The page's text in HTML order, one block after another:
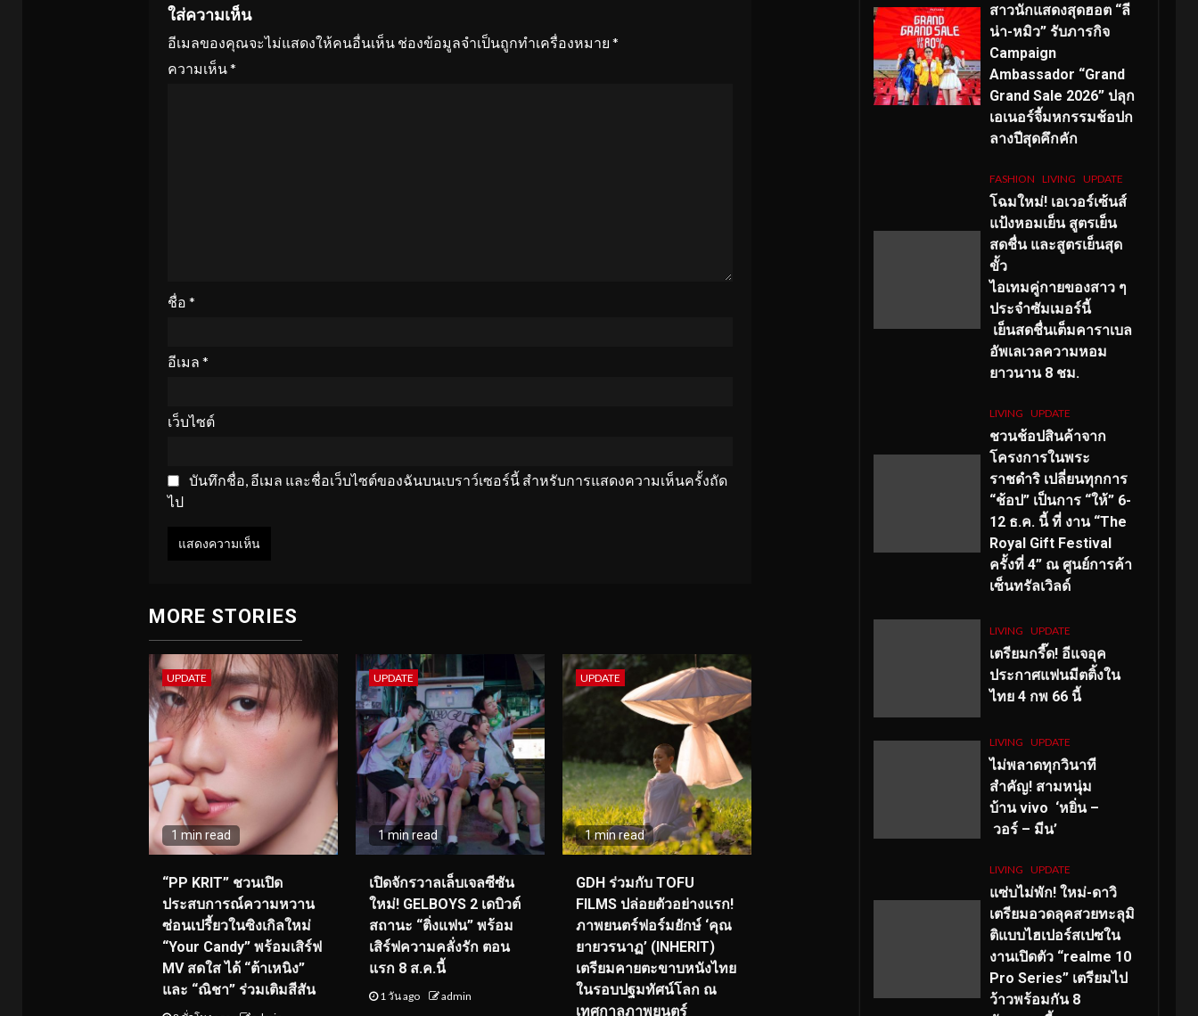
ใส่ความเห็น
อีเมลของคุณจะไม่แสดงให้คนอื่นเห็น ช่องข้อมูลจำเป็นถูกทำเครื่องหมาย *
ความเห็น*
ชื่อ *
อีเมล *
เว็บไซต์
บันทึกชื่อ, อีเมล และชื่อเว็บไซต์ของฉันบนเบราว์เซอร์นี้ สำหรับการแสดงความเห็นครั้งถัด
ไป
MORE STORIES
UPDATE
1 min read
“PP KRIT” ชวนเปิด
ประสบการณ์ความหวาน
ซ่อนเปรี้ยวในซิงเกิลใหม่
“Your Candy” พร้อมเสิร์ฟ
MV สดใส ได้ “ต้าเหนิง”
และ “ณิชา” ร่วมเติมสีสัน
UPDATE
1 min read
เปิดจักรวาลเล็บเจลซีซัน
ใหม่! GELBOYS 2 เดบิวต์
สถานะ “ติ่งแฟน” พร้อม
เสิร์ฟความคลั่งรัก ตอน
แรก 8 ส.ค.นี้
1 วัน ago admin
UPDATE
1 min read
GDH ร่วมกับ TOFU
FILMS ปล่อยตัวอย่างแรก!
ภาพยนตร์ฟอร์มยักษ์ ‘คุณ
ยายวรนาฏ’ (INHERIT)
เตรียมคายตะขาบหนังไทย
ในรอบปฐมทัศน์โลก ณ
เทศกาลภาพยนตร์
สาวนักแสดงสุดฮอต “ลี
น่า-หมิว” รับภารกิจ
Campaign
Ambassador “Grand
Grand Sale 2026” ปลุก
เอเนอร์จี้มหกรรมช้อปก
ลางปีสุดคึกคัก
FASHION LIVING UPDATE
โฉมใหม่! เอเวอร์เซ้นส์
แป้งหอมเย็น สูตรเย็น
สดชื่น และสูตรเย็นสุด
ขั้ว
ไอเทมคู่กายของสาว ๆ
ประจำซัมเมอร์นี้
เย็นสดชื่นเต็มคาราเบล
อัพเลเวลความหอม
ยาวนาน 8 ชม.
LIVING UPDATE
ชวนช้อปสินค้าจาก
โครงการในพระ
ราชดำริ เปลี่ยนทุกการ
“ช้อป” เป็นการ “ให้” 6-
12 ธ.ค. นี้ ที่ งาน “The
Royal Gift Festival
ครั้งที่ 4” ณ ศูนย์การค้า
เซ็นทรัลเวิลด์
LIVING UPDATE
เตรียมกรี๊ด! อีแจอุค
ประกาศแฟนมีตติ้งใน
ไทย 4 กพ 66 นี้
LIVING UPDATE
ไม่พลาดทุกวินาที
สำคัญ! สามหนุ่ม
บ้าน vivo ‘หยิ่น –
วอร์ – มีน’
LIVING UPDATE
แซ่บไม่พัก! ใหม่-ดาวิ
เตรียมอวดลุคสวยทะลุมิ
ติแบบไฮเปอร์สเปซใน
งานเปิดตัว “realme 10
Pro Series” เตรียมไป
ว้าวพร้อมกัน 8